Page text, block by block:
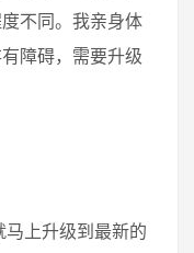
不同。我亲身体
障碍，需要升级
上升级到最新的